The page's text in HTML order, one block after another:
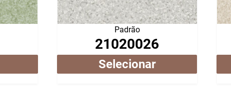
Padrão
21020026
Selecionar